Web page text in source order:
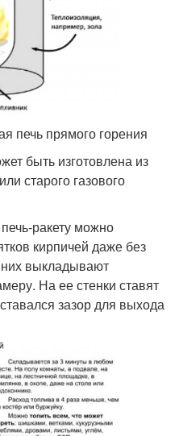
печь прямого горения
быть изготовлена из
старого газового
ракету можно
кирпичей даже без
выкладывают
На ее стенки ставят
зазор для выхода